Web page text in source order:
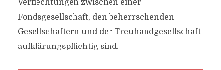
Verflechtungen zwischen einer
Fondsgesellschaft, den beherrschenden
Gesellschaftern und der Treuhandgesellschaft
aufklärungspflichtig sind.